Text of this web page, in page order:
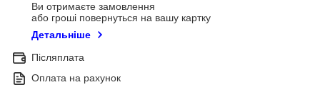
Ви отримаєте замовлення
або гроші повернуться на вашу картку
Детальніше
Післяплата
Оплата на рахунок